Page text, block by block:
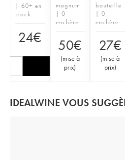
| 60+ en
stock
24€
magnum
| 0
enchère
50€
(mise à
prix)
bouteille
| 0
enchère
27€
(mise à
prix)
IDEALWINE VOUS